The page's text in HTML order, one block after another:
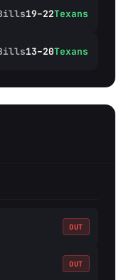
19–22Texans
13–20Texans
OUT
OUT